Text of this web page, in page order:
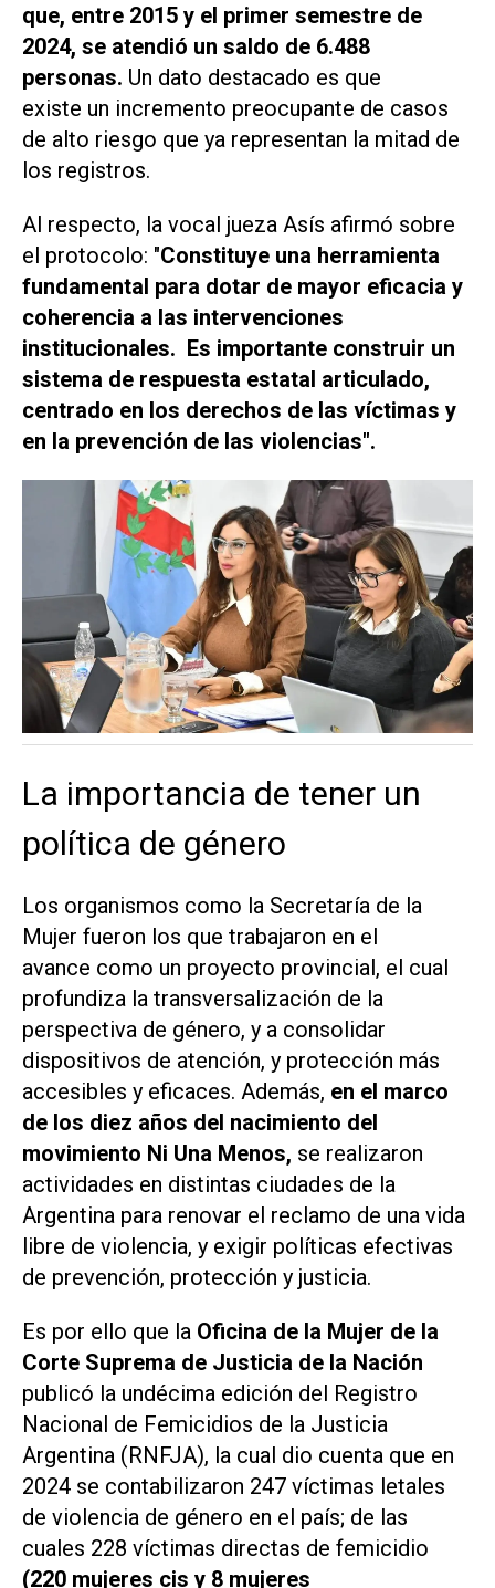
que, entre 2015 y el primer semestre de
2024, se atendió un saldo de 6.488
personas. Un dato destacado es que
existe un incremento preocupante de casos
de alto riesgo que ya representan la mitad de
los registros.
Al respecto, la vocal jueza Asís afirmó sobre
el protocolo: "Constituye una herramienta
fundamental para dotar de mayor eficacia y
coherencia a las intervenciones
institucionales. Es importante construir un
sistema de respuesta estatal articulado,
centrado en los derechos de las víctimas y
en la prevención de las violencias".
La importancia de tener un
política de género
Los organismos como la Secretaría de la
Mujer fueron los que trabajaron en el
avance como un proyecto provincial, el cual
profundiza la transversalización de la
perspectiva de género, y a consolidar
dispositivos de atención, y protección más
accesibles y eficaces. Además, en el marco
de los diez años del nacimiento del
movimiento Ni Una Menos, se realizaron
actividades en distintas ciudades de la
Argentina para renovar el reclamo de una vida
libre de violencia, y exigir políticas efectivas
de prevención, protección y justicia.
Es por ello que la Oficina de la Mujer de la
Corte Suprema de Justicia de la Nación
publicó la undécima edición del Registro
Nacional de Femicidios de la Justicia
Argentina (RNFJA), la cual dio cuenta que en
2024 se contabilizaron 247 víctimas letales
de violencia de género en el país; de las
cuales 228 víctimas directas de femicidio
(220 mujeres cis y 8 mujeres